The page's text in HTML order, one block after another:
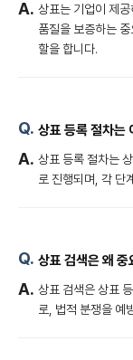
상표는 기업이 제
품질을 보증하는
할을 합니다.
상표 등록 절차는
상표 등록 절차는
로 진행되며, 각 단
상표 검색은 왜
상표 검색은 상표
로, 법적 분쟁을 예